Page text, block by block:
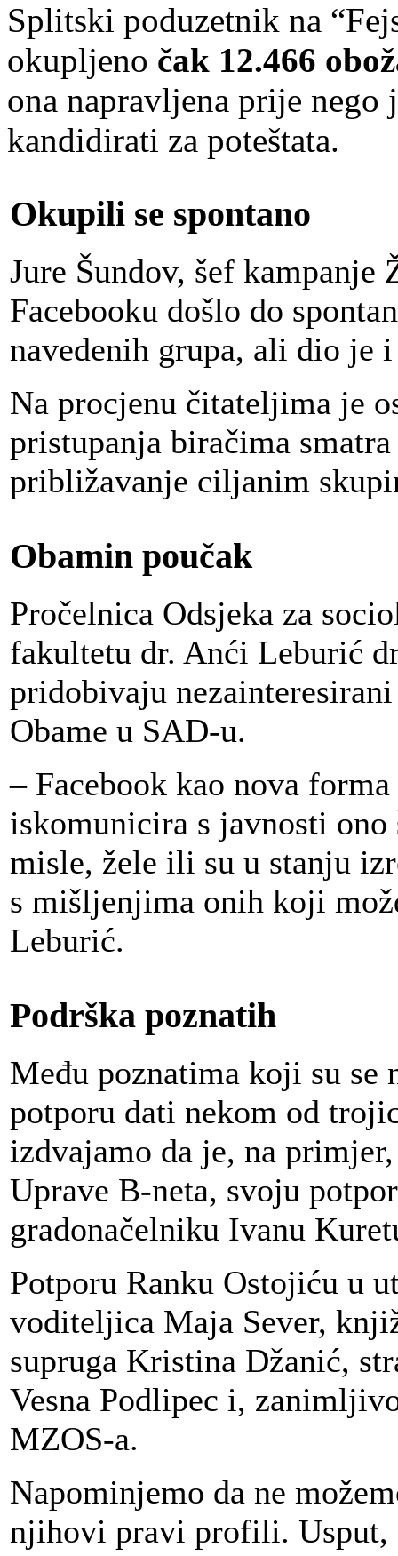
Splitski poduzetnik na
okupljeno čak 12.466
ona napravljena prije
kandidirati za poteštata.
Okupili se spontano
Jure Šundov, šef kampanje
Facebooku došlo do
navedenih grupa, ali dio je
Na procjenu čitateljima je
pristupanja biračima
približavanje ciljanim
Obamin poučak
Pročelnica Odsjeka za
fakultetu dr. Anći Leburić
pridobivaju
Obame u SAD-u.
– Facebook kao nova
iskomunicira s javnosti
misle, žele ili su u stanju
s mišljenjima onih koji
Leburić.
Podrška poznatih
Među poznatima koji su se
potporu dati nekom od
izdvajamo da je, na
Uprave B-neta, svoju
gradonačelniku Ivanu
Potporu Ranku Ostojiću u
voditeljica Maja Sever,
supruga Kristina Džanić,
Vesna Podlipec i,
MZOS-a.
Napominjemo da ne
njihovi pravi profili. Usput,